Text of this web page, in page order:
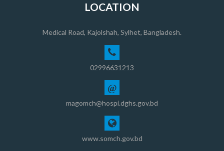
LOCATION
Medical Road, Kajolshah, Sylhet, Bangladesh.
02996631213
@
magomch@hospi.dghs.gov.bd
www.somch.gov.bd